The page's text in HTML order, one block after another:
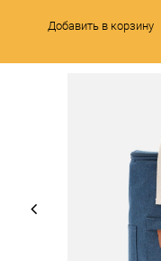
Добавить в корзину